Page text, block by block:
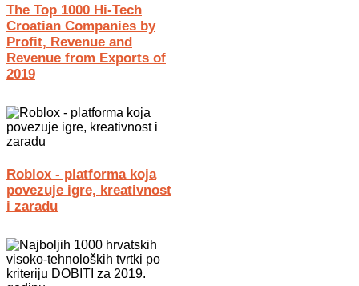
The Top 1000 Hi-Tech
Croatian Companies by
Profit, Revenue and
Revenue from Exports of
2019
Roblox - platforma koja
povezuje igre, kreativnost
i zaradu